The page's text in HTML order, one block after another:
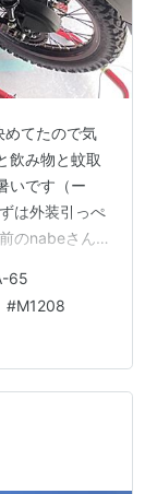
めてたので気
飲み物と蚊取
いです（ー
は外装引っぺ
のnabeさん
い（ーー；）
切って繋ぐ
サル
るんです
太さも全然違
65
#M1208